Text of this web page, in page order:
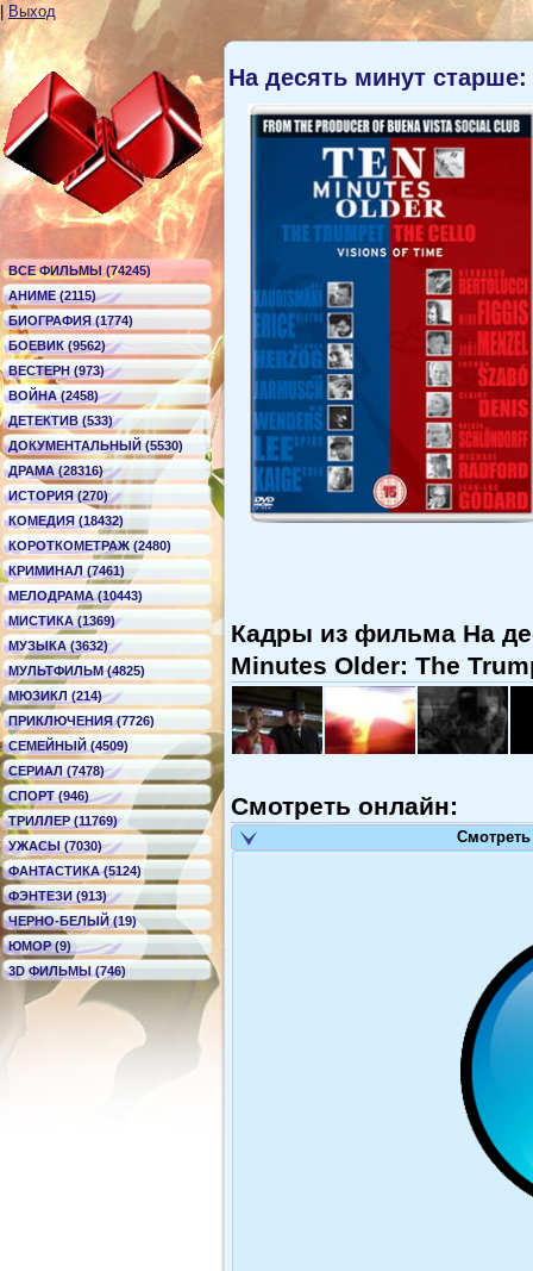
Выход
ВСЕ ФИЛЬМЫ (74245)
АНИМЕ (2115)
БИОГРАФИЯ (1774)
БОЕВИК (9562)
ВЕСТЕРН (973)
ВОЙНА (2458)
ДЕТЕКТИВ (533)
ДОКУМЕНТАЛЬНЫЙ (5530)
ДРАМА (28316)
ИСТОРИЯ (270)
КОМЕДИЯ (18432)
КОРОТКОМЕТРАЖ (2480)
КРИМИНАЛ (7461)
МЕЛОДРАМА (10443)
МИСТИКА (1369)
МУЗЫКА (3632)
МУЛЬТФИЛЬМ (4825)
МЮЗИКЛ (214)
ПРИКЛЮЧЕНИЯ (7726)
СЕМЕЙНЫЙ (4509)
СЕРИАЛ (7478)
СПОРТ (946)
ТРИЛЛЕР (11769)
УЖАСЫ (7030)
ФАНТАСТИКА (5124)
ФЭНТЕЗИ (913)
ЧЕРНО-БЕЛЫЙ (19)
ЮМОР (9)
3D ФИЛЬМЫ (746)
На десять минут старше:
Кадры из фильма На
Minutes Older: The
Смотреть онлайн: